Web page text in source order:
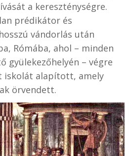
a kereszténységre.
prédikátor és
vándorlás után
Rómába, ahol – minden
gyülekezőhelyén – végre
iskolát alapított, amely
örvendett.